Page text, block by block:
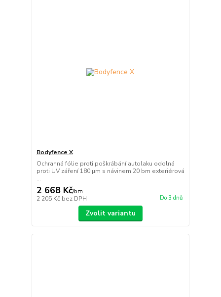
Bodyfence X
Ochranná fólie proti poškrábání autolaku odolná
proti UV záření 180 µm s návinem 20 bm exteriérová
...
2 668 Kč/bm
2 205 Kč bez DPH Do 3 dnů
Zvolit variantu